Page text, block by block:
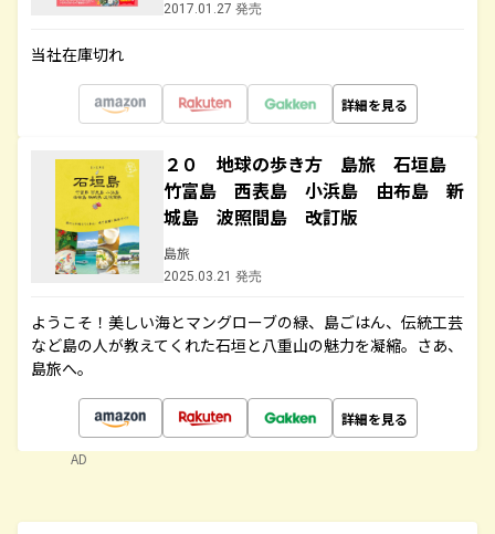
2017.01.27 発売
当社在庫切れ
詳細を見る
２０ 地球の歩き方 島旅 石垣島
竹富島 西表島 小浜島 由布島 新
城島 波照間島 改訂版
島旅
2025.03.21 発売
ようこそ！美しい海とマングローブの緑、島ごはん、伝統工芸
など島の人が教えてくれた石垣と八重山の魅力を凝縮。さあ、
島旅へ。
詳細を見る
AD